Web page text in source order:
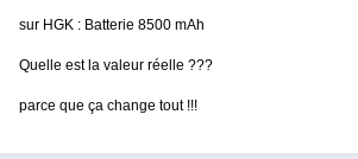
sur HGK : Batterie 8500 mAh
Quelle est la valeur réelle ???
parce que ça change tout !!!